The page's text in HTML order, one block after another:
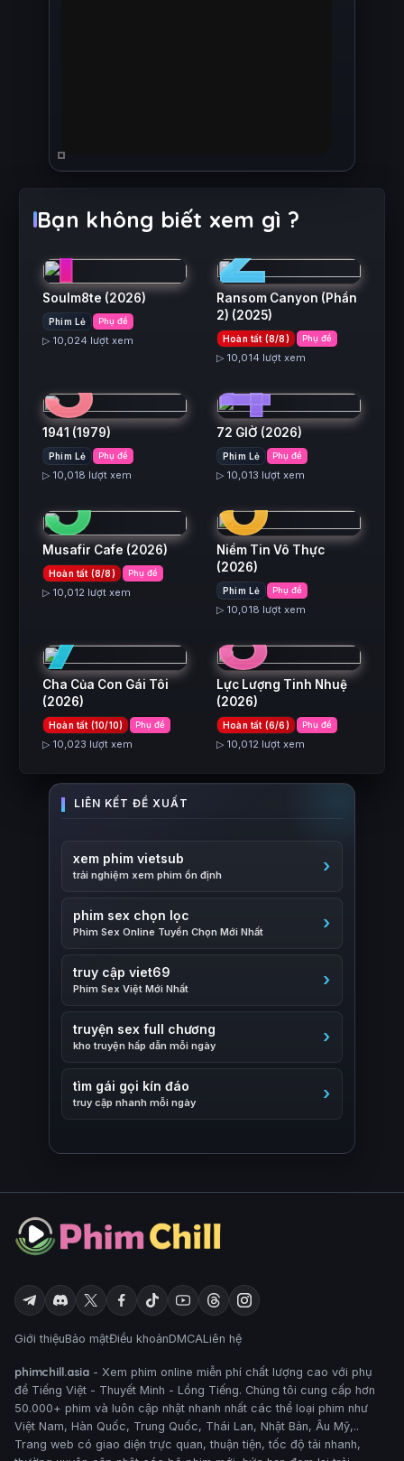
Bạn không biết xem gì ?
1
Soulm8te (2026)
Phim Lẻ Phụ đề
▷ 10,024 lượt xem
2
Ransom Canyon (Phần
2) (2025)
Hoàn tất (8/8) Phụ đề
▷ 10,014 lượt xem
3
1941 (1979)
Phim Lẻ Phụ đề
▷ 10,018 lượt xem
4
72 GIỜ (2026)
Phim Lẻ Phụ đề
▷ 10,013 lượt xem
5
Musafir Cafe (2026)
Hoàn tất (8/8) Phụ đề
▷ 10,012 lượt xem
6
Niềm Tin Vô Thực
(2026)
Phim Lẻ Phụ đề
▷ 10,018 lượt xem
7
Cha Của Con Gái Tôi
(2026)
Hoàn tất (10/10) Phụ đề
▷ 10,023 lượt xem
8
Lực Lượng Tinh Nhuệ
(2026)
Hoàn tất (6/6) Phụ đề
▷ 10,012 lượt xem
xem phim vietsub
trải nghiệm xem phim ổn định
phim sex chọn lọc
Phim Sex Online Tuyển Chọn Mới Nhất
truy cập viet69
Phim Sex Việt Mới Nhất
truyện sex full chương
kho truyện hấp dẫn mỗi ngày
tìm gái gọi kín đáo
truy cập nhanh mỗi ngày
Giới thiệuBảo mậtĐiều khoảnDMCALiên hệ
phimchill.asia - Xem phim online miễn phí chất lượng cao với phụ
đề Tiếng Việt - Thuyết Minh - Lồng Tiếng. Chúng tôi cung cấp hơn
50.000+ phim và luôn cập nhật nhanh nhất các thể loại phim như
Việt Nam, Hàn Quốc, Trung Quốc, Thái Lan, Nhật Bản, Âu Mỹ,..
Trang web có giao diện trực quan, thuận tiện, tốc độ tải nhanh,